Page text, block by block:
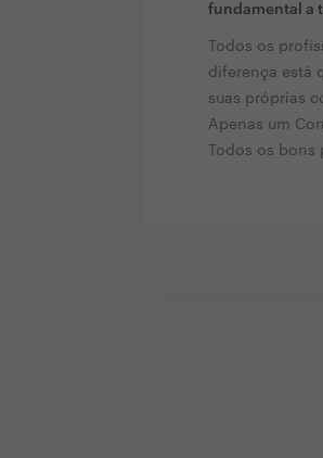
fundamental a
Todos os
diferença está
suas próprias
Apenas um
Todos os bons